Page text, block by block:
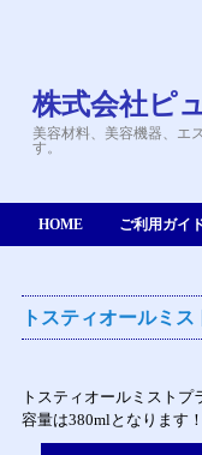
株式会社ピ
美容材料、美容機器、エ
す。
HOME ご利用ガイ
トスティオールミス
トスティオールミストプ
容量は380mlとなります！